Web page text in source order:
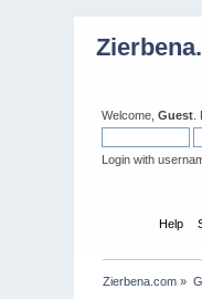
Welcome,Guest
Login with
Help
Zierbena.com »